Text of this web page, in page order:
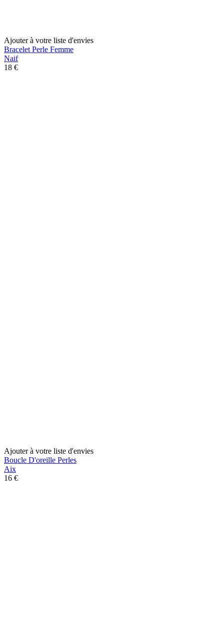
Ajouter à votre liste d'envies
Bracelet Perle Femme
Naif
18 €
Ajouter à votre liste d'envies
Boucle D'oreille Perles
Aix
16 €